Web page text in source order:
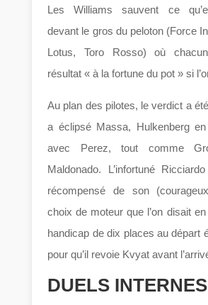
Les Williams sauvent ce
devant le gros du peloton (Force
Lotus, Toro Rosso) où
résultat « à la fortune du pot » si
Au plan des pilotes, le verdict a
a éclipsé Massa, Hulkenberg
avec Perez, tout comme
Maldonado. L’infortuné
récompensé de son
choix de moteur que l’on disait
handicap de dix places au départ
pour qu’il revoie Kvyat avant
DUELS INTERNES